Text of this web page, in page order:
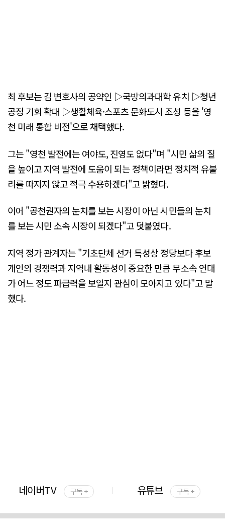
최 후보는 김 변호사의 공약인 ▷국방의과대학 유치 ▷청년
공정 기회 확대 ▷생활체육·스포츠 문화도시 조성 등을 '영
천 미래 통합 비전'으로 채택했다.
그는 "영천 발전에는 여야도, 진영도 없다"며 "시민 삶의 질
을 높이고 지역 발전에 도움이 되는 정책이라면 정치적 유불
리를 따지지 않고 적극 수용하겠다"고 밝혔다.
이어 "공천권자의 눈치를 보는 시장이 아닌 시민들의 눈치
를 보는 시민 소속 시장이 되겠다"고 덧붙였다.
지역 정가 관계자는 "기초단체 선거 특성상 정당보다 후보
개인의 경쟁력과 지역내 활동성이 중요한 만큼 무소속 연대
가 어느 정도 파급력을 보일지 관심이 모아지고 있다"고 말
했다.
네이버TV 구독 + 유튜브 구독 +